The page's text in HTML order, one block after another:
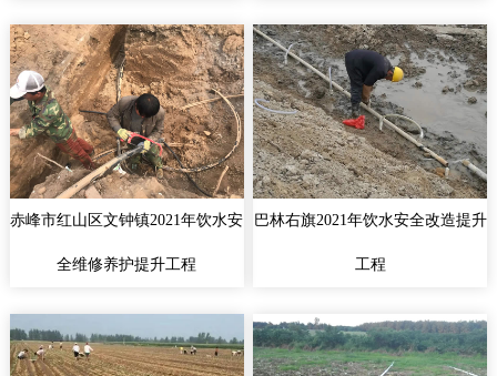
赤峰市红山区文钟镇2021年饮水安
全维修养护提升工程
巴林右旗2021年饮水安全改造提升
工程